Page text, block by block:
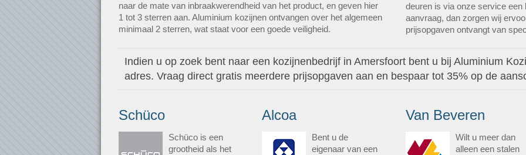
naar de mate van inbraakwerendheid van het product, en geven hier
1 tot 3 sterren aan. Aluminium kozijnen ontvangen over het algemeen
minimaal 2 sterren, wat staat voor een goede veiligheid.
deuren is via onze service
aanvraag, dan zorgen wij
prijsopgaven ontvangt van
Indien u op zoek bent naar een kozijnenbedrijf in Amersfoort bent u bij Aluminium
adres. Vraag direct gratis meerdere prijsopgaven aan en bespaar tot 35% op de
Schüco
Schüco is een
grootheid als het
Alcoa
Bent u de
eigenaar van een
Van Beveren
Wilt u meer dan
alleen een stalen